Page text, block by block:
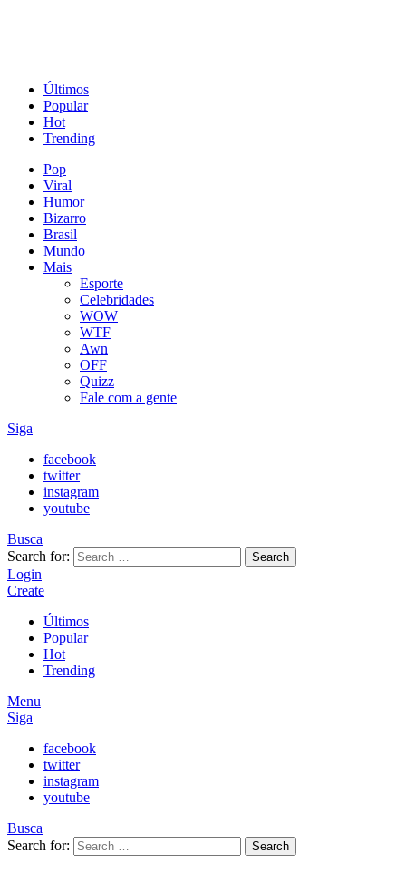
Últimos
Popular
Hot
Trending
Pop
Viral
Humor
Bizarro
Brasil
Mundo
Mais
Esporte
Celebridades
WOW
WTF
Awn
OFF
Quizz
Fale com a gente
Siga
facebook
twitter
instagram
youtube
Busca
Search for:
Search
Login
Create
Últimos
Popular
Hot
Trending
Menu
Siga
facebook
twitter
instagram
youtube
Busca
Search for:
Search